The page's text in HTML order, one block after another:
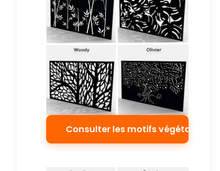
Consulter les motifs végétaux